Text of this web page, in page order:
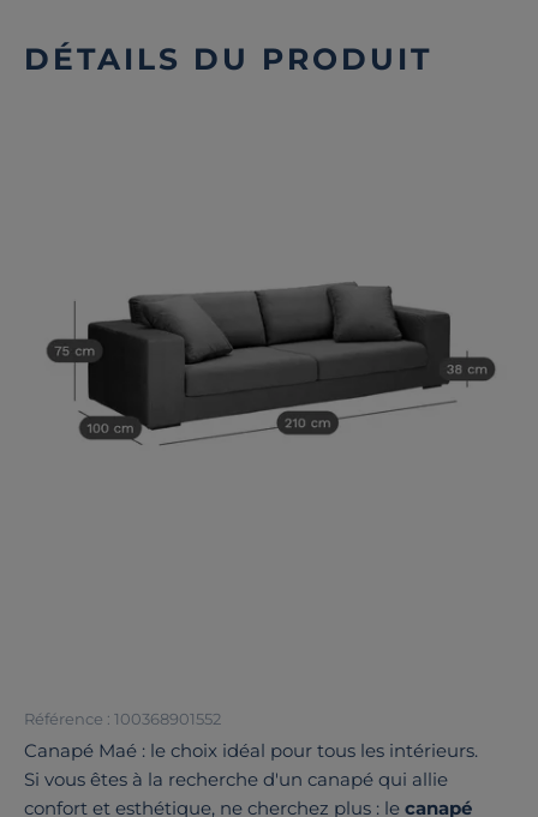
DÉTAILS DU PRODUIT
Référence : 100368901552
Canapé Maé : le choix idéal pour tous les intérieurs.
Si vous êtes à la recherche d'un canapé qui allie
confort et esthétique, ne cherchez plus : le canapé